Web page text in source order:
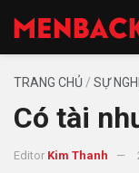
TRANG CHỦ / SỰ
Có tài
Editor Kim Thanh